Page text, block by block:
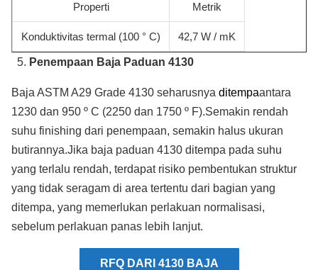
Properti Metrik
Konduktivitas termal (100 ° C) 42,7 W / mK
Penempaan Baja Paduan 4130
Baja ASTM A29 Grade 4130 seharusnya ditempaantara
1230 dan 950 º C (2250 dan 1750 º F).Semakin rendah
suhu finishing dari penempaan, semakin halus ukuran
butirannya.Jika baja paduan 4130 ditempa pada suhu
yang terlalu rendah, terdapat risiko pembentukan struktur
yang tidak seragam di area tertentu dari bagian yang
ditempa, yang memerlukan perlakuan normalisasi,
sebelum perlakuan panas lebih lanjut.
RFQ DARI 4130 BAJA